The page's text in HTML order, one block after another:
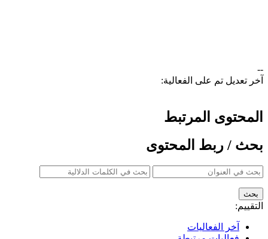
--
آخر تعديل تم على الفعالية:
المحتوى المرتبط
بحث / ربط المحتوى
التقييم:
آخر الفعاليات